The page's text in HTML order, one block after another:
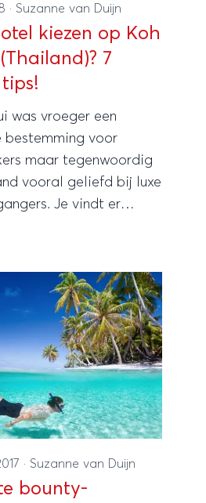
· Suzanne van Duijn
kiezen op Koh
7
was vroeger een
bestemming voor
maar tegenwoordig
vooral geliefd bij luxe
Je vindt er
· Suzanne van Duijn
bounty-